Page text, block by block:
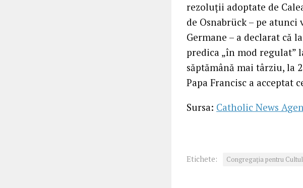
rezoluții adoptate de
de Osnabrück – pe
Germane – a declarat că
predica „în mod regulat”
săptămână mai târziu, la
Papa Francisc a acceptat
Sursa: Catholic News
Etichete: Congregaţia pentru